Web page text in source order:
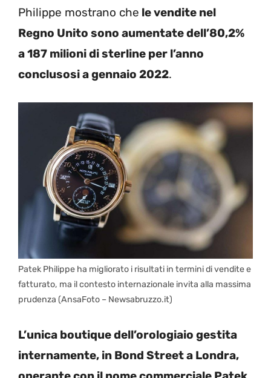
Philippe mostrano che le vendite nel
Regno Unito sono aumentate dell’80,2%
a 187 milioni di sterline per l’anno
conclusosi a gennaio 2022.
Patek Philippe ha migliorato i risultati in termini di vendite e
fatturato, ma il contesto internazionale invita alla massima
prudenza (AnsaFoto – Newsabruzzo.it)
L’unica boutique dell’orologiaio gestita
internamente, in Bond Street a Londra,